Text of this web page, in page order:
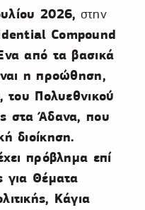
2026, στην
Compound
από τα βασικά
η προώθηση,
του Πολυεθνικού
στα Άδανα, που
διοίκηση.
πρόβλημα επί
για Θέματα
Κάγια